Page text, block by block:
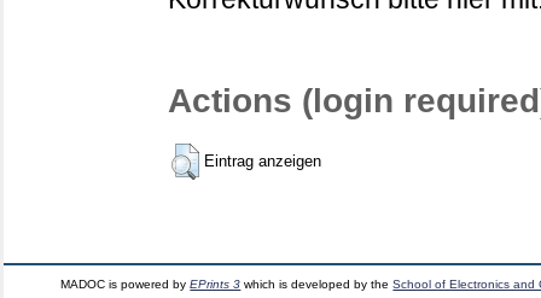
Actions (login
Eintrag anzeigen
MADOC is powered byEPrints 3 which is developed by theSchool of Electronics and